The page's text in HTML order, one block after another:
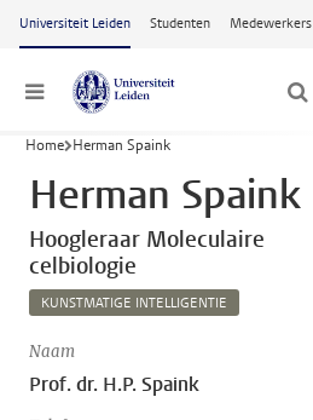
Ga naar hoofdinhoud
Universiteit Leiden Studenten Medewerkers
Menu
Home Herman Spaink
Herman Spaink
Hoogleraar Moleculaire
celbiologie
KUNSTMATIGE INTELLIGENTIE
Naam
Prof. dr. H.P. Spaink